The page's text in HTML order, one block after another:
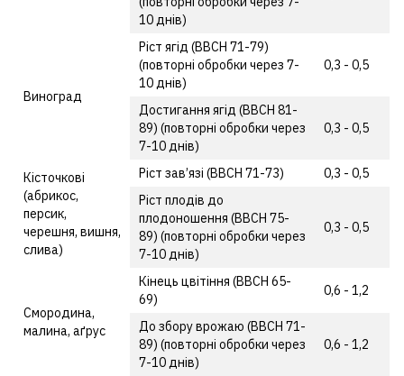
10 днів)
Виноград
Ріст ягід (ВВСН 71-79)
(повторні обробки через 7-
10 днів)
0,3 - 0,5
Достигання ягід (ВВСН 81-
89) (повторні обробки через
7-10 днів)
0,3 - 0,5
Кісточкові
(абрикос,
персик,
черешня, вишня,
слива)
Ріст зав’язі (ВВСН 71-73)
0,3 - 0,5
Ріст плодів до
плодоношення (ВВСН 75-
89) (повторні обробки через
7-10 днів)
0,3 - 0,5
Смородина,
малина, аґрус
Кінець цвітіння (ВВСН 65-
69)
0,6 - 1,2
До збору врожаю (ВВСН 71-
89) (повторні обробки через
7-10 днів)
0,6 - 1,2